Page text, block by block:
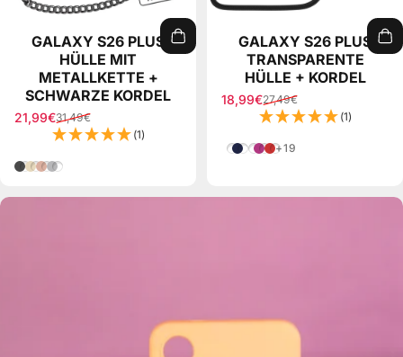
GALAXY S26 PLUS
HÜLLE MIT
METALLKETTE +
SCHWARZE KORDEL
Verkaufspreis
21,99€
Normaler Preis
31,49€
(1)
Grau
Gold
Rose-Gold
Silber
GALAXY S26 PLUS
TRANSPARENTE
HÜLLE + KORDEL
Verkaufspreis
18,99€
Normaler Preis
27,49€
(1)
Einhorn Lila/Pink
Blau Camouflage
Grau/Weiß
Pink
Rot
+19